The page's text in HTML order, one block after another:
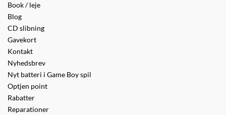
Book / leje
Blog
CD slibning
Gavekort
Kontakt
Nyhedsbrev
Nyt batteri i Game Boy spil
Optjen point
Rabatter
Reparationer